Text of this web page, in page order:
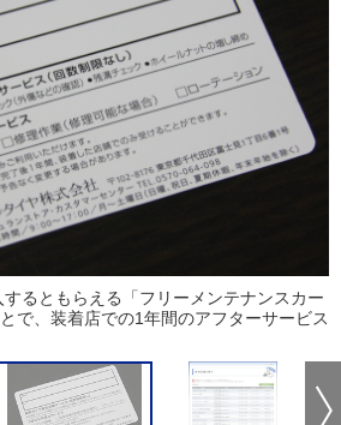
るともらえる「フリーメンテナンスカー
で、装着店での1年間のアフターサービス